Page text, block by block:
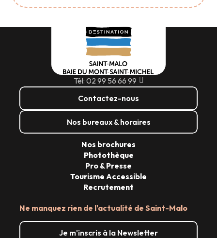
Tél: 02 99 56 66 99
Contactez-nous
Nos bureaux & horaires
Ne manquez rien de l'actualité de Saint-Malo
Je m'inscris à la Newsletter
Nos brochures
Photothèque
Pro & Presse
Tourisme Accessible
Recrutement